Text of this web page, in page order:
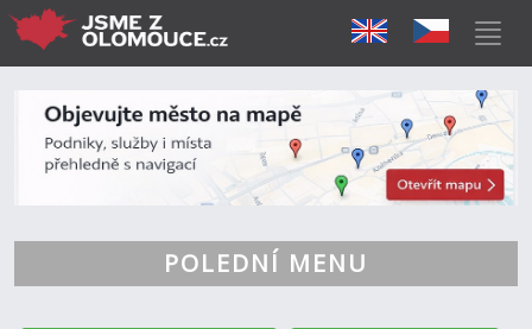
POLEDNÍ MENU